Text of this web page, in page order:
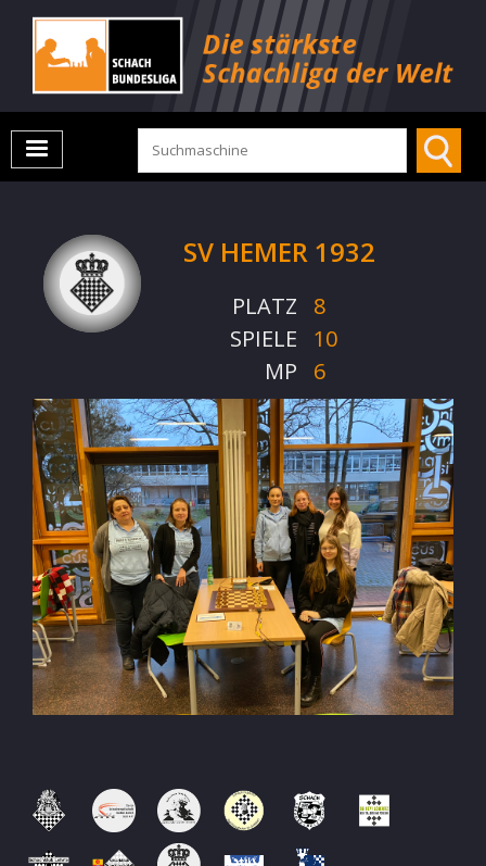
SV HEMER 1932
PLATZ
8
SPIELE
10
MP
6